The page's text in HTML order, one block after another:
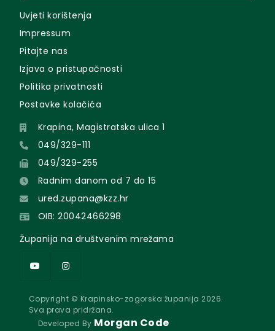
Uvjeti korištenja
Impressum
Pitajte nas
Izjava o pristupačnosti
Politika privatnosti
Postavke kolačića
Krapina, Magistratska ulica 1
049/329-111
049/329-255
Radnim danom od 7 do 15
ured.zupana@kzz.hr
OIB: 20042466298
Županija na društvenim mrežama
Copyright © Krapinsko-zagorska županija 2026.
Sva prava pridržana.
Developed By Morgan Code